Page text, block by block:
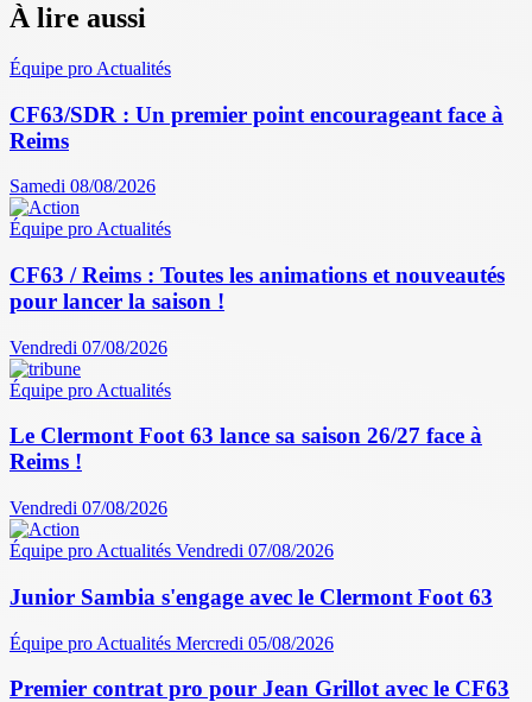
À lire aussi
Équipe pro Actualités
CF63/SDR : Un premier point encourageant face à
Reims
Samedi 08/08/2026
Équipe pro Actualités
CF63 / Reims : Toutes les animations et nouveautés
pour lancer la saison !
Vendredi 07/08/2026
Équipe pro Actualités
Le Clermont Foot 63 lance sa saison 26/27 face à
Reims !
Vendredi 07/08/2026
Équipe pro Actualités Vendredi 07/08/2026
Junior Sambia s'engage avec le Clermont Foot 63
Équipe pro Actualités Mercredi 05/08/2026
Premier contrat pro pour Jean Grillot avec le CF63